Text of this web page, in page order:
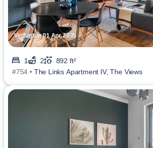
Verfügbar 01 Apr 2035
1 2
892 ft²
#754 • The Links Apartment IV, The Views